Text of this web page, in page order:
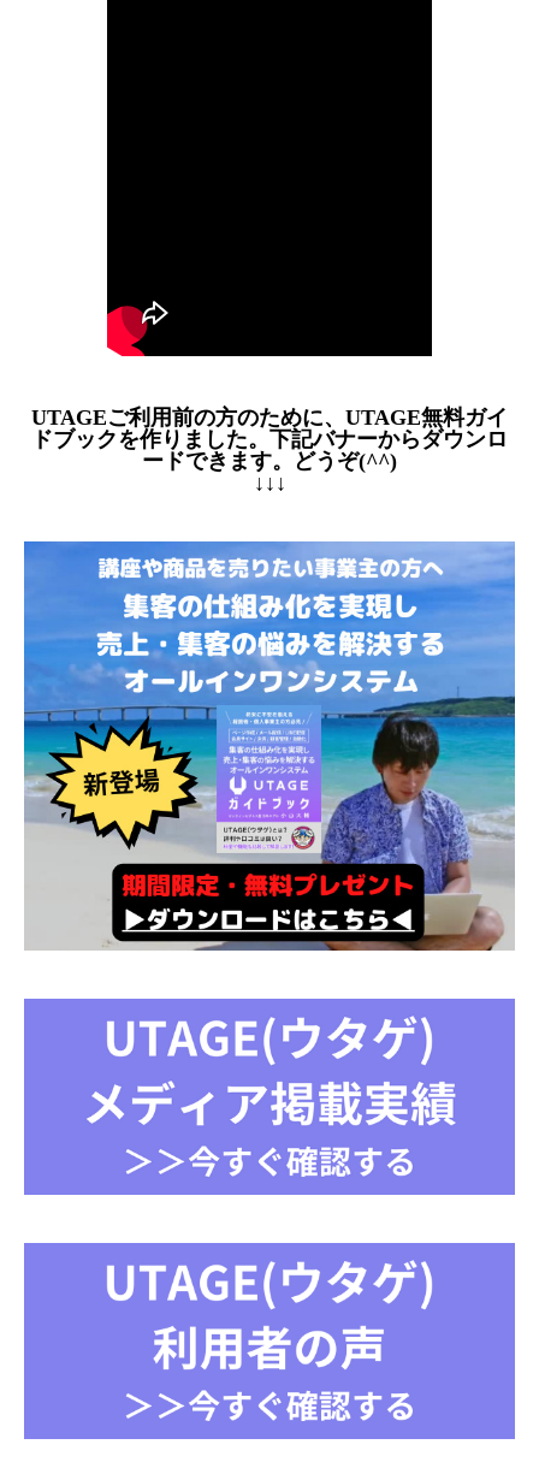
UTAGEご利用前の方のために、UTAGE無料ガイ
ドブックを作りました。下記バナーからダウンロ
ードできます。どうぞ(^^)
↓↓↓